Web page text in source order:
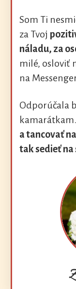
Som Ti
za Tvoj
náladu, za
milé, osloviť
na
Odporúčala
a tancovať
tak sedieť na